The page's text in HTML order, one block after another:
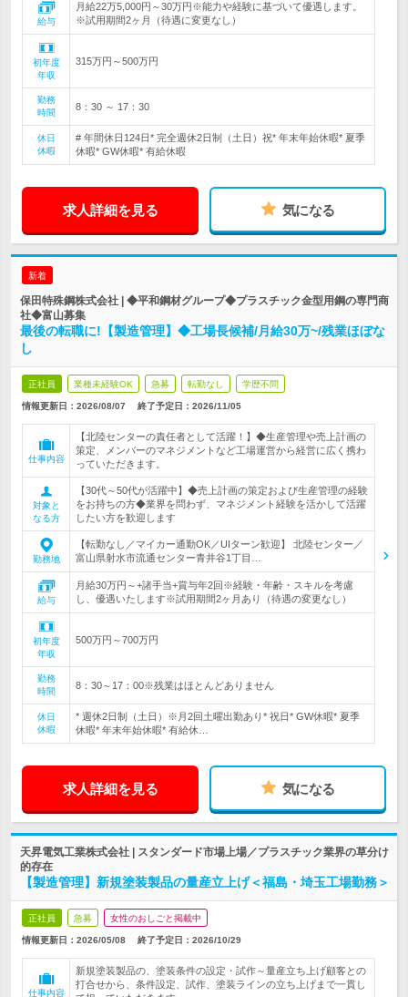
給与
月給22万5,000円～30万円※能力や経験に基づいて優遇します。
※試用期間2ヶ月（待遇に変更なし）
初年度
年収
315万円～500万円
勤務
時間
8：30 ～ 17：30
休日
休暇
# 年間休日124日* 完全週休2日制（土日）祝* 年末年始休暇* 夏季
休暇* GW休暇* 有給休暇
求人詳細を見る 気になる
新着
保田特殊鋼株式会社 | ◆平和鋼材グループ◆プラスチック金型用鋼の専門商
社◆富山募集
最後の転職に!【製造管理】◆工場長候補/月給30万~/残業ほぼな
し
正社員 業種未経験OK 急募 転勤なし 学歴不問
情報更新日：2026/08/07 終了予定日： 2026/11/05
仕事内容
【北陸センターの責任者として活躍！】◆生産管理や売上計画の
策定、メンバーのマネジメントなど工場運営から経営に広く携わ
っていただきます。
対象と
なる方
【30代～50代が活躍中】◆売上計画の策定および生産管理の経験
をお持ちの方◆業界を問わず、マネジメント経験を活かして活躍
したい方を歓迎します
勤務地
【転勤なし／マイカー通勤OK／UIターン歓迎】 北陸センター／
富山県射水市流通センター青井谷1丁目…
給与
月給30万円～+諸手当+賞与年2回※経験・年齢・スキルを考慮
し、優遇いたします※試用期間2ヶ月あり（待遇の変更なし）
初年度
年収
500万円～700万円
勤務
時間
8：30～17：00※残業はほとんどありません
休日
休暇
* 週休2日制（土日）※月2回土曜出勤あり* 祝日* GW休暇* 夏季
休暇* 年末年始休暇* 有給休…
求人詳細を見る 気になる
天昇電気工業株式会社 | スタンダード市場上場／プラスチック業界の草分け
的存在
【製造管理】新規塗装製品の量産立上げ＜福島・埼玉工場勤務＞
正社員 急募 女性のおしごと掲載中
情報更新日：2026/05/08 終了予定日： 2026/10/29
仕事内容
新規塗装製品の、塗装条件の設定・試作～量産立ち上げ顧客との
打合せから、条件設定、試作、塗装ラインの立ち上げまで一貫し